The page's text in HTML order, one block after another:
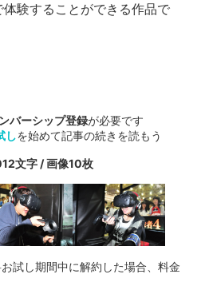
体験することができる作品で
バーシップ登録が必要です
しを始めて記事の続きを読もう
文字 / 画像10枚
試し期間中に解約した場合、料金